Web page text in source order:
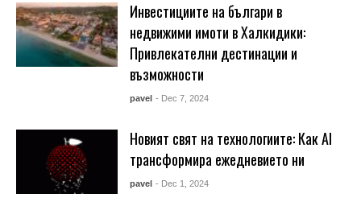
Инвестициите на българи в
недвижими имоти в Халкидики:
Привлекателни дестинации и
възможности
pavel - Dec 7, 2024
Новият свят на технологиите: Как AI
трансформира ежедневието ни
pavel - Dec 1, 2024